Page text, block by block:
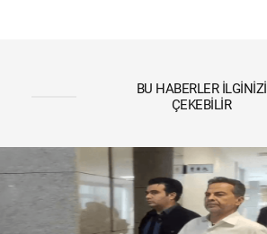
BU HABERLER İLGINIZI
ÇEKEBILIR